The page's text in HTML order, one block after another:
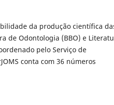
da produção científica
de Odontologia (BBO) e
pelo Serviço de
conta com 36 números